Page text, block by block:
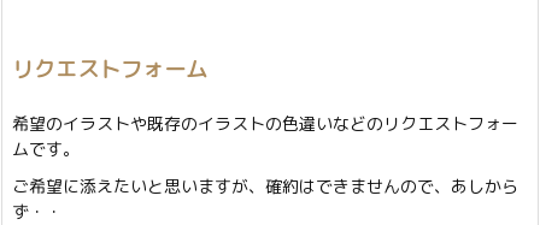
リクエストフォーム
希望のイラストや既存のイラストの色違いなどのリクエストフォー
ムです。
ご希望に添えたいと思いますが、確約はできませんので、あしから
ず・・